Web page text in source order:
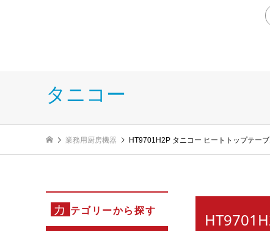
タニコー
業務用厨房機器 HT9701H2P タニコー ヒートトップテー
カ テゴリーから探す